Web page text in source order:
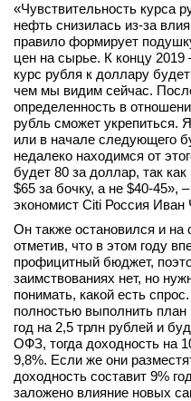
«Чувствительность курса
нефть снизилась из-за
правило формирует
цен на сырье. К концу
курс рубля к доллару
чем мы видим сейчас.
определенность в
рубль сможет укрепиться.
или в начале следующего
недалеко находимся от
будет 80 за доллар, так
$65 за бочку, а не $40-45»,
экономист Citi Россия Иван
Он также остановился и
отметив, что в этом году
профицитный бюджет,
заимствованиях нет, но
понимать, какой есть
полностью выполнить план
год на 2,5 трлн рублей и
ОФЗ, тогда доходность на
9,8%. Если же они
доходность составит 9%
заложено влияние новых